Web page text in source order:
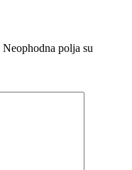
Neophodna polja su